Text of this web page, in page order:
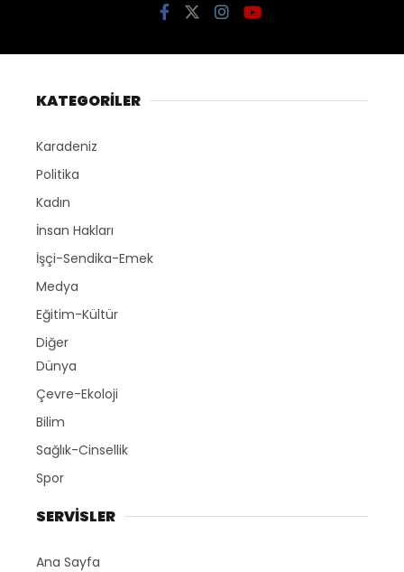
KATEGORİLER
Karadeniz
Politika
Kadın
İnsan Hakları
İşçi-Sendika-Emek
Medya
Eğitim-Kültür
Diğer
Dünya
Çevre-Ekoloji
Bilim
Sağlık-Cinsellik
Spor
SERVİSLER
Ana Sayfa